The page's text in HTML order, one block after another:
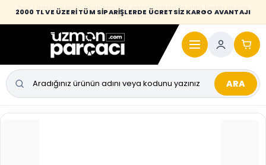
2000 TL VE ÜZERİ TÜM SİPARİŞLERDE ÜCRETSİZ KARGO AVANTAJI
Desi / hacim sınırını aşan kaporta parçalarında taşıma bedeli alıcıya
yansıtılmaktadır.
ARA